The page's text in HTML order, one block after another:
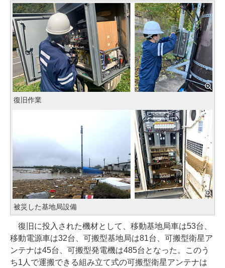
復旧作業
被災した基地局設備
復旧に投入された機材として、移動基地局車は53台、
移動電源車は32台、可搬型基地局は81台、可搬型衛星ア
ンテナは45台、可搬型発電機は485台となった。このう
ち1人で運搬できる組み立て式の可搬型衛星アンテナは